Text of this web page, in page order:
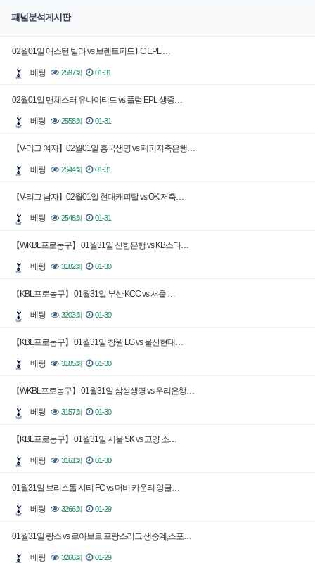
패널분석게시판
02월01일 애스턴 빌라 vs 브렌트퍼드 FC EPL …
베팅 2597회 01-31
02월01일 맨체스터 유나이티드 vs 풀럼 EPL 생중…
베팅 2558회 01-31
【V-리그 여자】02월01일 흥국생명 vs 페퍼저축은행…
베팅 2544회 01-31
【V-리그 남자】02월01일 현대캐피탈 vs OK 저축…
베팅 2548회 01-31
【WKBL프로농구】 01월31일 신한은행 vs KB스타…
베팅 3182회 01-30
【KBL프로농구】 01월31일 부산 KCC vs 서울 …
베팅 3203회 01-30
【KBL프로농구】 01월31일 창원 LG vs 울산현대…
베팅 3185회 01-30
【WKBL프로농구】 01월31일 삼성생명 vs 우리은행…
베팅 3157회 01-30
【KBL프로농구】 01월31일 서울 SK vs 고양 소…
베팅 3161회 01-30
01월31일 브리스톨 시티 FC vs 더비 카운티 잉글…
베팅 3266회 01-29
01월31일 랑스 vs 르아브르 프랑스리그 생중계,스포…
베팅 3266회 01-29